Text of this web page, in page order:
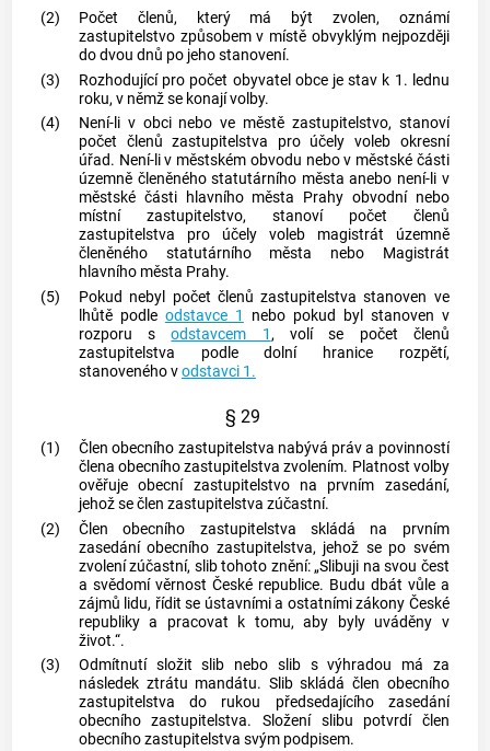
(2)
Počet členů, který má být zvolen, oznámí
zastupitelstvo způsobem v místě obvyklým nejpozději
do dvou dnů po jeho stanovení.
(3)
Rozhodující pro počet obyvatel obce je stav k 1. lednu
roku, v němž se konají volby.
(4)
Není-li v obci nebo ve městě zastupitelstvo, stanoví
počet členů zastupitelstva pro účely voleb okresní
úřad. Není-li v městském obvodu nebo v městské části
územně členěného statutárního města anebo není-li v
městské části hlavního města Prahy obvodní nebo
místní zastupitelstvo, stanoví počet členů
zastupitelstva pro účely voleb magistrát územně
členěného statutárního města nebo Magistrát
hlavního města Prahy.
(5)
Pokud nebyl počet členů zastupitelstva stanoven ve
lhůtě podle odstavce 1
nebo pokud byl stanoven v
rozporu sodstavcem 1, volí se počet členů
zastupitelstva podle dolní hranice rozpětí,
stanoveného vodstavci 1.
§ 29
(1)
Člen obecního zastupitelstva nabývá práv a povinností
člena obecního zastupitelstva zvolením. Platnost volby
ověřuje obecní zastupitelstvo na prvním zasedání,
jehož se člen zastupitelstva zúčastní.
(2)
Člen obecního zastupitelstva skládá na prvním
zasedání obecního zastupitelstva, jehož se po svém
zvolení zúčastní, slib tohoto znění: „Slibuji na svou čest
a svědomí věrnost České republice. Budu dbát vůle a
zájmů lidu, řídit se ústavními a ostatními zákony České
republiky a pracovat k tomu, aby byly uváděny v
život.“.
(3)
Odmítnutí složit slib nebo slib s výhradou má za
následek ztrátu mandátu. Slib skládá člen obecního
zastupitelstva do rukou předsedajícího zasedání
obecního zastupitelstva. Složení slibu potvrdí člen
obecního zastupitelstva svým podpisem.